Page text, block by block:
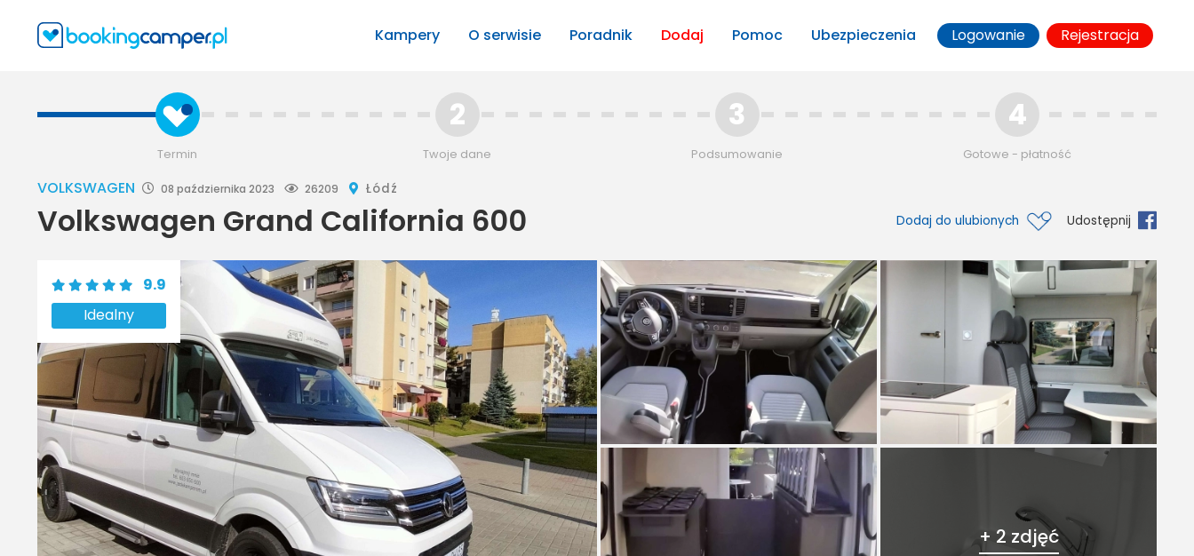
Kampery O serwisie Poradnik Dodaj Pomoc Ubezpieczenia Logowanie Rejestracja
Termin
2
Twoje dane
3
Podsumowanie
4
Gotowe - płatność
VOLKSWAGEN 08 października 2023 26209 Łódź
Volkswagen Grand California 600 Dodaj do ulubionych Udostępnij
9.9
Idealny
+ 2 zdjęć